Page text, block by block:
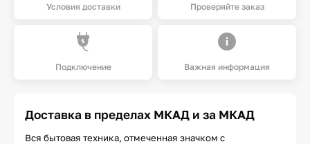
Условия доставки Проверяйте заказ
Подключение Важная информация
Доставка в пределах МКАД и за МКАД
Вся бытовая техника, отмеченная значком с